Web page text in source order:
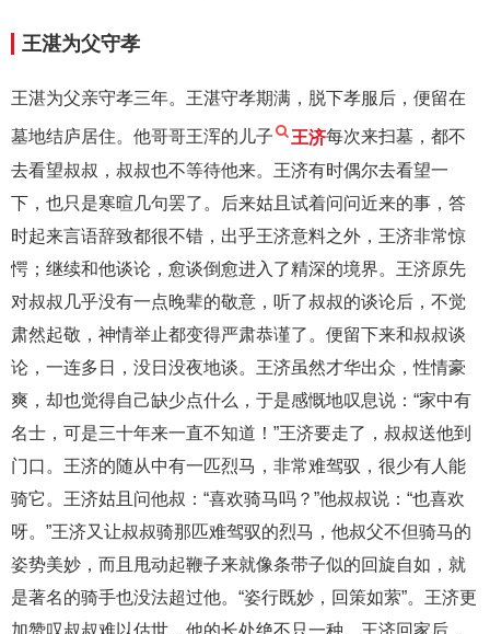
王湛为父守孝
王湛为父亲守孝三年。王湛守孝期满，脱下孝服后，便留在
墓地结庐居住。他哥哥王浑的儿子 王济每次来扫墓，都不
去看望叔叔，叔叔也不等待他来。王济有时偶尔去看望一
下，也只是寒暄几句罢了。后来姑且试着问问近来的事，答
时起来言语辞致都很不错，出乎王济意料之外，王济非常惊
愕；继续和他谈论，愈谈倒愈进入了精深的境界。王济原先
对叔叔几乎没有一点晚辈的敬意，听了叔叔的谈论后，不觉
肃然起敬，神情举止都变得严肃恭谨了。便留下来和叔叔谈
论，一连多日，没日没夜地谈。王济虽然才华出众，性情豪
爽，却也觉得自己缺少点什么，于是感慨地叹息说：“家中有
名士，可是三十年来一直不知道！”王济要走了，叔叔送他到
门口。王济的随从中有一匹烈马，非常难驾驭，很少有人能
骑它。王济姑且问他叔：“喜欢骑马吗？”他叔叔说：“也喜欢
呀。”王济又让叔叔骑那匹难驾驭的烈马，他叔父不但骑马的
姿势美妙，而且甩动起鞭子来就像条带子似的回旋自如，就
是著名的骑手也没法超过他。“姿行既妙，回策如萦”。王济更
加赞叹叔叔难以估世，他的长处绝不只一种。王济回家后，